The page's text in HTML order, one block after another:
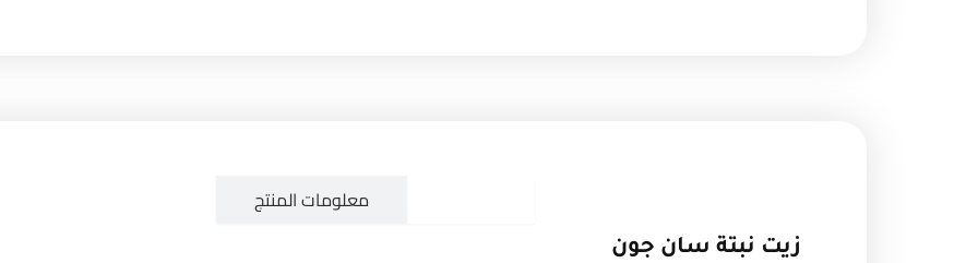
معلومات المنتج
زيت نبتة سان جون